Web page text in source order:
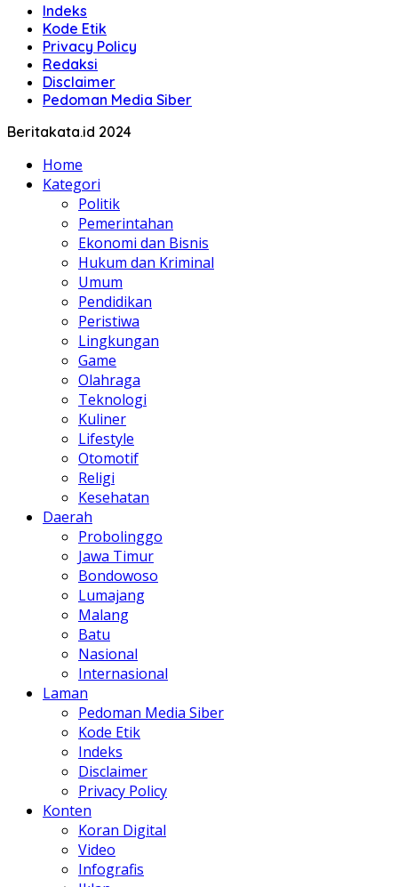
Indeks
Kode Etik
Privacy Policy
Redaksi
Disclaimer
Pedoman Media Siber
Beritakata.id 2024
Home
Kategori
Politik
Pemerintahan
Ekonomi dan Bisnis
Hukum dan Kriminal
Umum
Pendidikan
Peristiwa
Lingkungan
Game
Olahraga
Teknologi
Kuliner
Lifestyle
Otomotif
Religi
Kesehatan
Daerah
Probolinggo
Jawa Timur
Bondowoso
Lumajang
Malang
Batu
Nasional
Internasional
Laman
Pedoman Media Siber
Kode Etik
Indeks
Disclaimer
Privacy Policy
Konten
Koran Digital
Video
Infografis